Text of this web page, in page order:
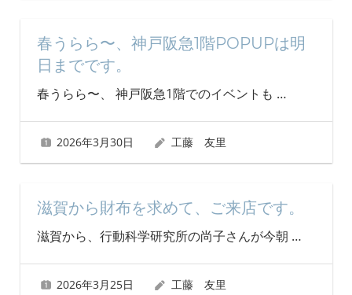
春うらら〜、神戸阪急1階POPUPは明
日までです。
春うらら〜、 神戸阪急1階でのイベントも …
2026年3月30日 工藤 友里
滋賀から財布を求めて、ご来店です。
滋賀から、行動科学研究所の尚子さんが今朝 …
2026年3月25日 工藤 友里